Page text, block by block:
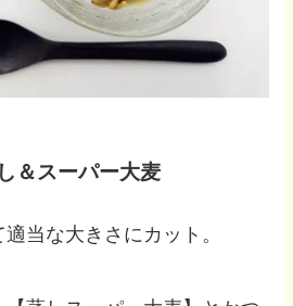
＆スーパー大麦
当な大きさにカット。